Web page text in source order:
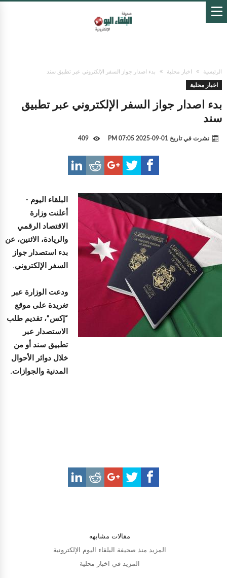
الرئيسية اخبار محلية بدء اصدار جواز السفر الإلكتروني عبر تطبيق سند
اخبار محلية
بدء اصدار جواز السفر الإلكتروني عبر تطبيق
سند
نشرت في تاريخ 01-09-2025 07:05 PM
البلقاء اليوم -
أعلنت وزارة
الاقتصاد الرقمي
والريادة، الاثنين، عن
بدء استصدار جواز
السفر الإلكتروني.
ودعت الوزارة عبر
تغريدة على موقع
“إكس”، تقديم طلب
الاستصدار عبر
تطبيق سند أو من
خلال دوائر الأحوال
المدنية والجوازات.
مقالات مشابهه
المزيد منذ صحيفة البلقاء اليوم الإلكترونية
المزيد في اخبار محلية